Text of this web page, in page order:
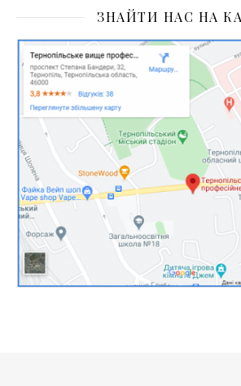
ЗНАЙТИ НАС НА